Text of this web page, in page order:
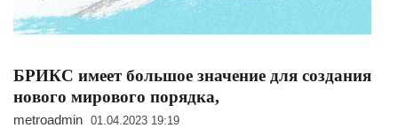
БРИКС имеет большое значение для создания
нового мирового порядка,
metroadmin 01.04.2023 19:19